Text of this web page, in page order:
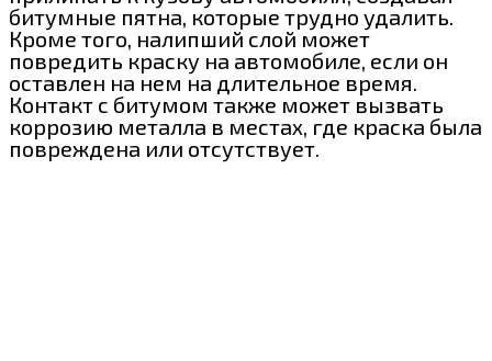
битумные пятна, которые трудно удалить.
Кроме того, налипший слой может
повредить краску на автомобиле, если он
оставлен на нем на длительное время.
Контакт с битумом также может вызвать
коррозию металла в местах, где краска была
повреждена или отсутствует.